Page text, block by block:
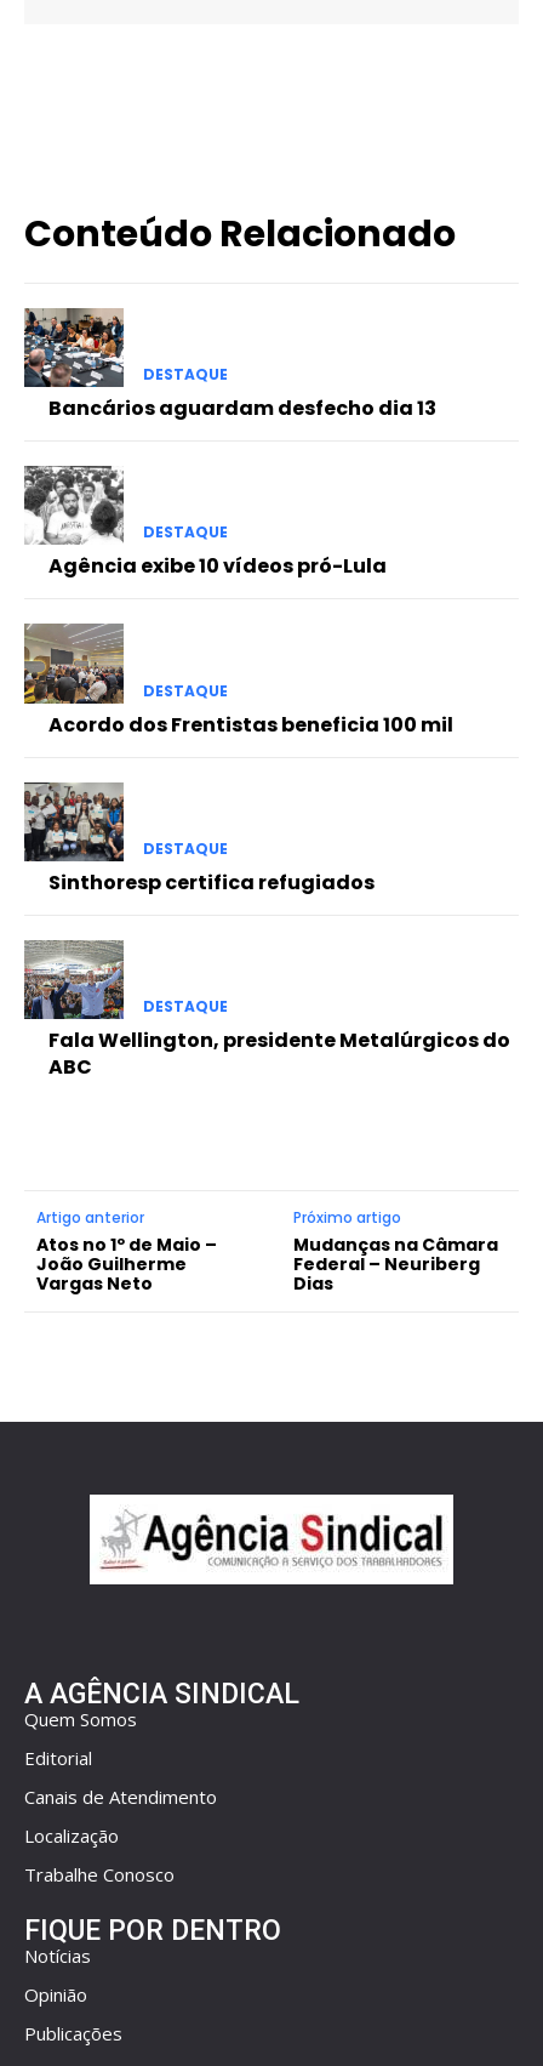
Conteúdo Relacionado
DESTAQUE
Bancários aguardam desfecho dia 13
DESTAQUE
Agência exibe 10 vídeos pró-Lula
DESTAQUE
Acordo dos Frentistas beneficia 100 mil
DESTAQUE
Sinthoresp certifica refugiados
DESTAQUE
Fala Wellington, presidente Metalúrgicos do
ABC
Artigo anterior
Atos no 1º de Maio –
João Guilherme
Vargas Neto
Próximo artigo
Mudanças na Câmara
Federal – Neuriberg
Dias
A AGÊNCIA SINDICAL
Quem Somos
Editorial
Canais de Atendimento
Localização
Trabalhe Conosco
FIQUE POR DENTRO
Notícias
Opinião
Publicações